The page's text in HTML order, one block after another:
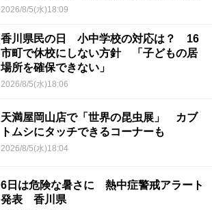
くか
2026/8/5(水)18:09
香川県民の日 小中学校の対応は？ 16
市町で休校にしない方針 「子どもの居
場所を確保できない」
2026/8/5(水)18:06
天満屋岡山店で「世界の昆虫展」 カブ
トムシにタッチできるコーナーも
2026/8/5(水)18:04
6日は危険な暑さに 熱中症警戒アラート
発表 香川県